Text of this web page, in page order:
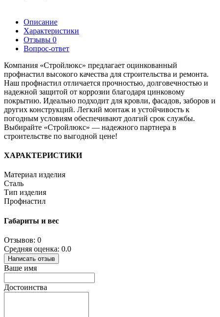
Описание
Характеристики
Отзывы 0
Вопрос-ответ
Компания «Стройлюкс» предлагает оцинкованный
профнастил высокого качества для строительства и ремонта.
Наш профнастил отличается прочностью, долговечностью и
надежной защитой от коррозии благодаря цинковому
покрытию. Идеально подходит для кровли, фасадов, заборов и
других конструкций. Легкий монтаж и устойчивость к
погодным условиям обеспечивают долгий срок службы.
Выбирайте «Стройлюкс» — надежного партнера в
строительстве по выгодной цене!
ХАРАКТЕРИСТИКИ
Материал изделия
Сталь
Тип изделия
Профнастил
Габариты и вес
Отзывов: 0
Средняя оценка: 0.0
Написать отзыв
Ваше имя
Достоинства